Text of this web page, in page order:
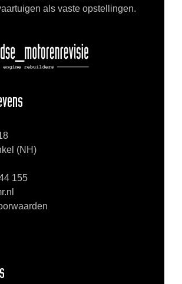
als vaste opstellingen.
(NH)
155